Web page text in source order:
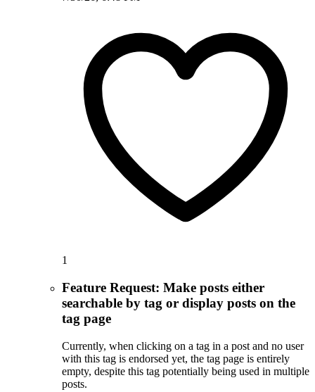
1
Feature Request: Make posts either
searchable by tag or display posts on the
tag page
Currently, when clicking on a tag in a post and no user
with this tag is endorsed yet, the tag page is entirely
empty, despite this tag potentially being used in multiple
posts.